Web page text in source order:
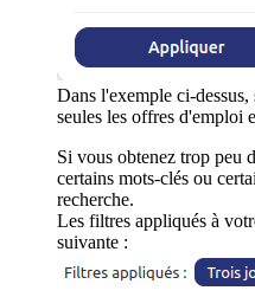
Dans l'exemple ci-
seules les offres d'emploi
Si vous obtenez trop peu
certains mots-clés ou
recherche.
Les filtres appliqués à
suivante :